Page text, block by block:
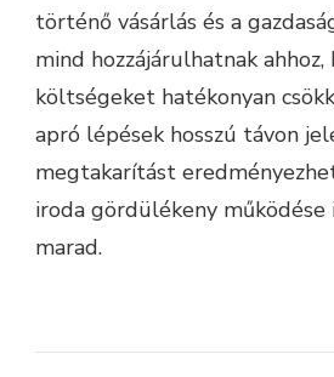
történő vásárlás és a
mind hozzájárulhatnak ahhoz,
költségeket hatékonyan
apró lépések hosszú távon
megtakarítást
iroda gördülékeny
marad.